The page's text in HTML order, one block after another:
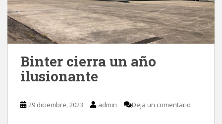
Binter cierra un año
ilusionante
29 diciembre, 2023 admin Deja un comentario